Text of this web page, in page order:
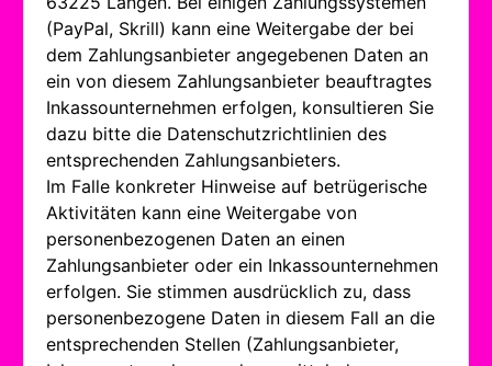
(PayPal, Skrill) kann eine Weitergabe der bei
dem Zahlungsanbieter angegebenen Daten an
ein von diesem Zahlungsanbieter beauftragtes
Inkassounternehmen erfolgen, konsultieren Sie
dazu bitte die Datenschutzrichtlinien des
entsprechenden Zahlungsanbieters.
Im Falle konkreter Hinweise auf betrügerische
Aktivitäten kann eine Weitergabe von
personenbezogenen Daten an einen
Zahlungsanbieter oder ein Inkassounternehmen
erfolgen. Sie stimmen ausdrücklich zu, dass
personenbezogene Daten in diesem Fall an die
entsprechenden Stellen (Zahlungsanbieter,